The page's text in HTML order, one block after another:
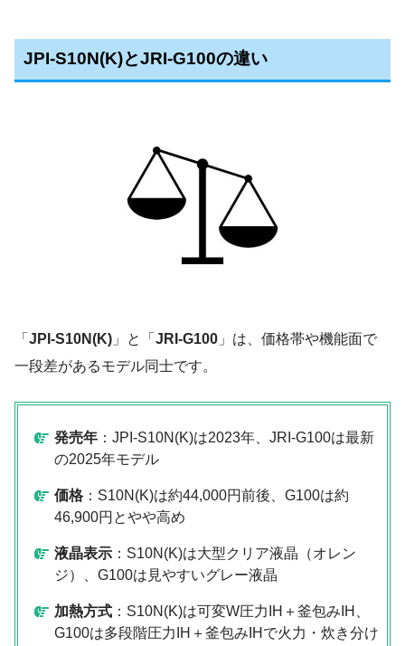
JPI-S10N(K)とJRI-G100の違い
「 JPI-S10N(K) 」と「 JRI-G100 」は、価格帯や機能面で
一段差があるモデル同士です。
発売年 ：JPI-S10N(K)は2023年、JRI-G100は最新
の2025年モデル
価格 ：S10N(K)は約44,000円前後、G100は約
46,900円とやや高め
液晶表示 ：S10N(K)は大型クリア液晶（オレン
ジ）、G100は見やすいグレー液晶
加熱方式 ：S10N(K)は可変W圧力IH＋釜包みIH、
G100は多段階圧力IH＋釜包みIHで火力・炊き分け